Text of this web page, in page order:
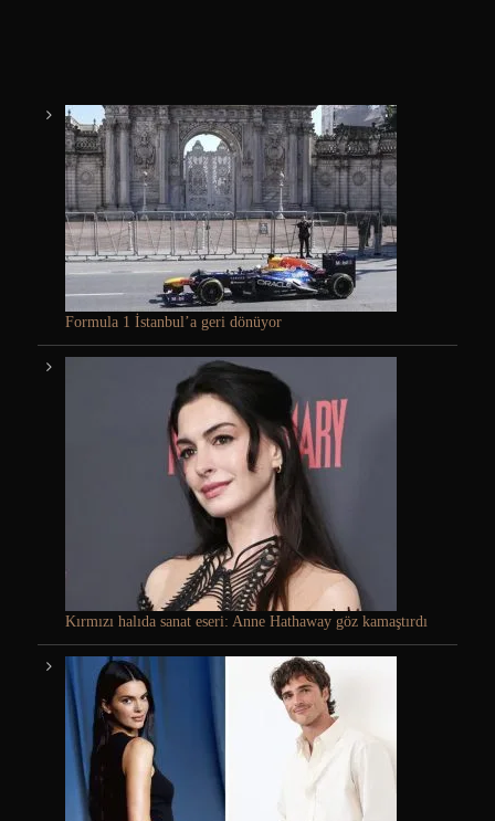
Formula 1 İstanbul’a geri dönüyor
Kırmızı halıda sanat eseri: Anne Hathaway göz kamaştırdı